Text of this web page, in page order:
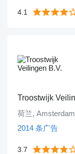
4.1
荷兰, Amsterdam
2014 条广告
3.7